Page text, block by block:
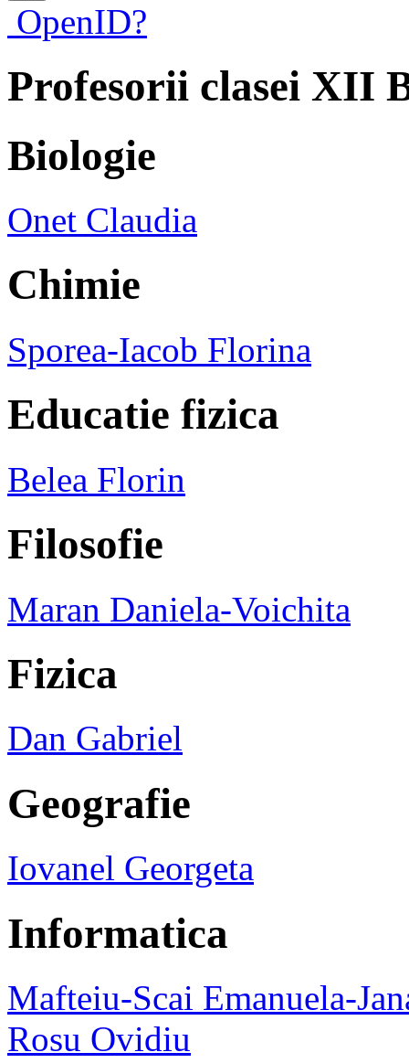
OpenID?
Profesorii clasei XII
Biologie
Onet Claudia
Chimie
Sporea-Iacob Florina
Educatie fizica
Belea Florin
Filosofie
Maran Daniela-Voichita
Fizica
Dan Gabriel
Geografie
Iovanel Georgeta
Informatica
Mafteiu-Scai Emanuela-
Rosu Ovidiu